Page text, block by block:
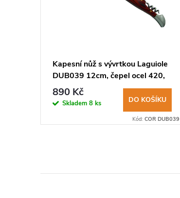
Kapesní nůž s vývrtkou Laguiole
DUB039 12cm, čepel ocel 420,
rukojeť hnědá stamina
890 Kč
Skladem 8 ks DO KOŠÍKU
Kód: COR DUB039